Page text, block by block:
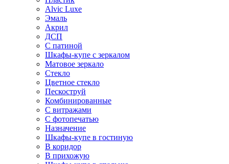
Alvic Luxe
Эмаль
Акрил
ДСП
С патиной
Шкафы-купе с зеркалом
Матовое зеркало
Стекло
Цветное стекло
Пескоструй
Комбинированные
С витражами
С фотопечатью
Назначение
Шкафы-купе в гостиную
В коридор
В прихожую